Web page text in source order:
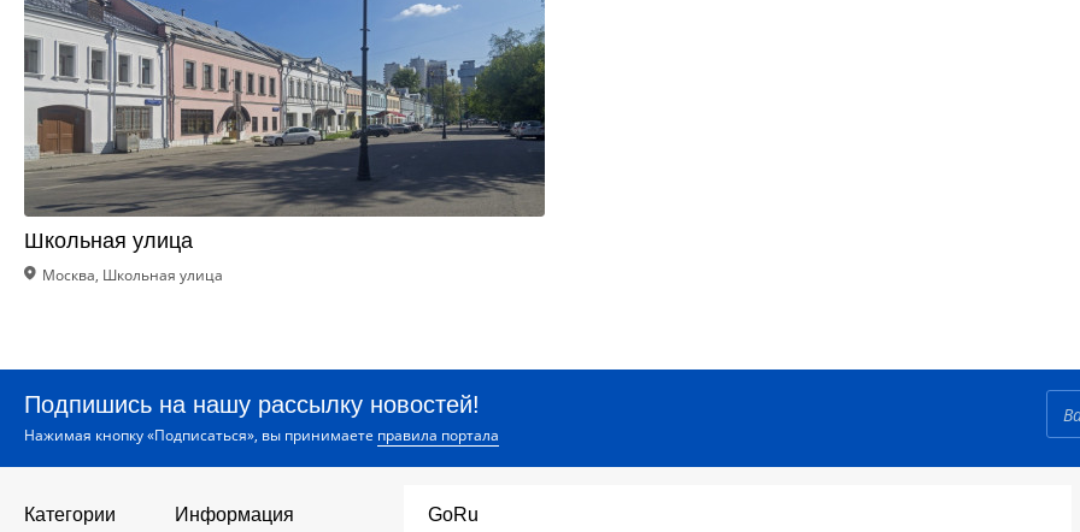
Школьная улица
Москва, Школьная улица
Подпишись на нашу рассылку новостей!
Нажимая кнопку «Подписаться», вы принимаете правила портала
Категории Информация GoRu